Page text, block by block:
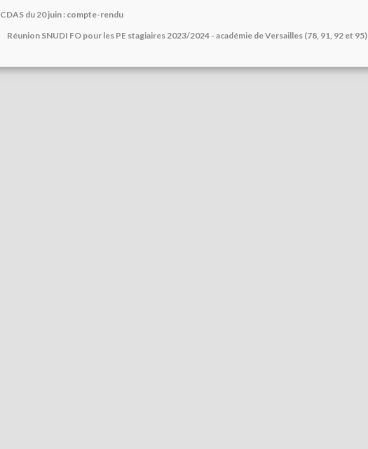
CDAS du 20 juin : compte-rendu
Réunion SNUDI FO pour les PE stagiaires 2023/2024 - académie de Versailles (78, 91, 92 et 95)